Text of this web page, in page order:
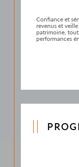
Confiance et
revenus et
patrimoine, tout
performances